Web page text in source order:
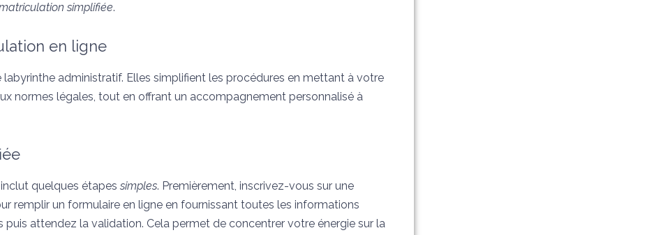
simplifiée.
en ligne
administratif. Elles simplifient les procédures en mettant à votre
normes légales, tout en offrant un accompagnement personnalisé à
quelques étapes simples. Premièrement, inscrivez-vous sur une
remplir un formulaire en ligne en fournissant toutes les informations
attendez la validation. Cela permet de concentrer votre énergie sur la